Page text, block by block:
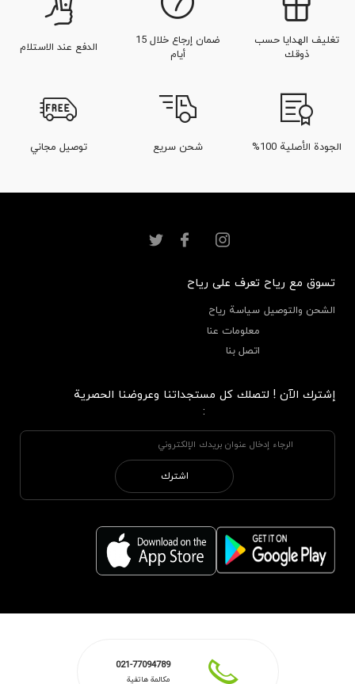
تغليف الهدايا حسب
ذوقك
ضمان إرجاع خلال 15
أيام
الدفع عند الاستلام
الجودة الأصلية 100% شحن سريع توصيل مجاني
تسوق مع رياح
الشحن والتوصيل
تعرف على رياح
سياسة رياح
معلومات عنا
اتصل بنا
إشترك الآن ! لتصلك كل مستجداتنا وعروضنا الحصرية
:
اشترك
021-77094789
مكالمة هاتفية